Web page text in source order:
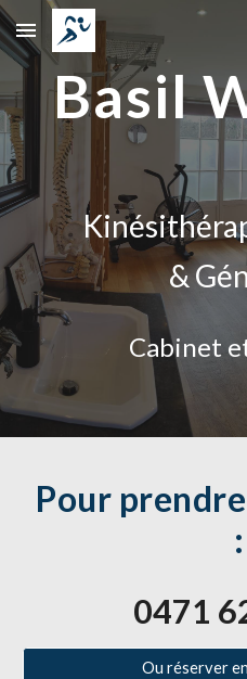
Skip to main content
Basil
&
Cabinet
Pour
:
0471
Ou réserver